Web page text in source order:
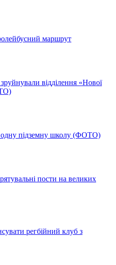
маршрут
відділення «Нової
одну підземну школу (ФОТО)
пости на великих
регбійний клуб з